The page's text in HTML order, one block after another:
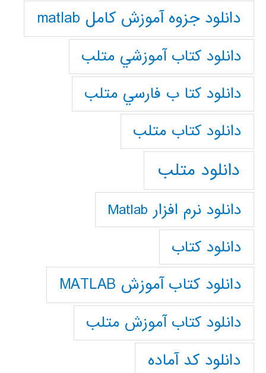
دانلود جزوه آموزش کامل matlab
دانلود كتاب آموزشي متلب
دانلود كتا ب فارسي متلب
دانلود كتاب متلب
دانلود متلب
دانلود نرم افزار Matlab
دانلود کتاب
دانلود کتاب آموزش MATLAB
دانلود کتاب آموزش متلب
دانلود کد آماده